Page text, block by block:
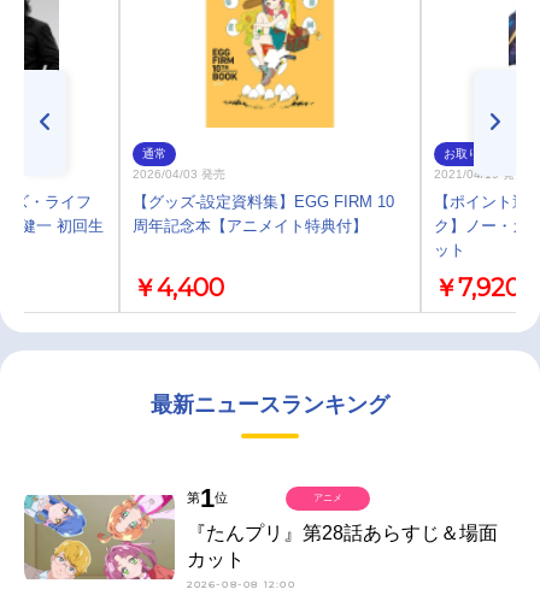
ズ・ライフ
健一 初回生
通常
2026/04/03 発売
【グッズ-設定資料集】EGG FIRM 10
周年記念本【アニメイト特典付】
￥4,400
お取り寄せ
2021/04/19 発売
【ポイント還
ク】ノー・ガ
ット
￥7,920
最新ニュースランキング
第1位
『たんプリ』第28話あらすじ＆場面
カット
2026-08-08 12:00
アニメ